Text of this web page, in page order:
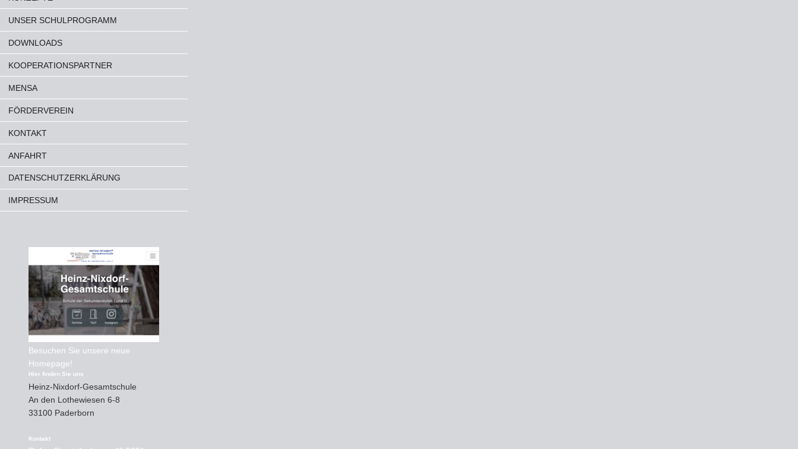
UNSER SCHULPROGRAMM
DOWNLOADS
KOOPERATIONSPARTNER
MENSA
FÖRDERVEREIN
KONTAKT
ANFAHRT
DATENSCHUTZERKLÄRUNG
IMPRESSUM
Besuchen Sie unsere neue
Homepage!
Hier finden Sie uns
Heinz-Nixdorf-Gesamtschule
An den Lothewiesen 6-8
33100 Paderborn
Kontakt